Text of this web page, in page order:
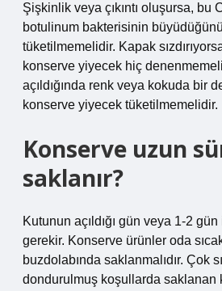
Şişkinlik veya çıkıntı oluşursa, bu
botulinum bakterisinin
tüketilmemelidir. Kapak
konserve yiyecek hiç
açıldığında renk veya kokuda bir
konserve yiyecek tüketilmemelidir.
Konserve uzun
saklanır?
Kutunun açıldığı gün veya 1-2
gerekir. Konserve ürünler oda
buzdolabında saklanmalıdır. Çok
dondurulmuş koşullarda saklanan